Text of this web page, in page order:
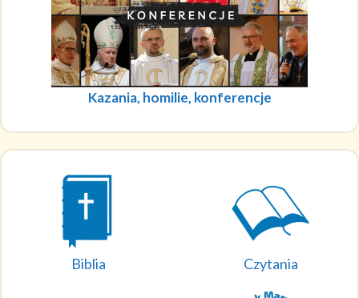
Kazania, homilie, konferencje
Biblia Czytania